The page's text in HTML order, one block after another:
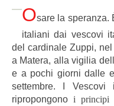
Osare la speranza.
italiani dai vescovi
del cardinale Zuppi,
a Matera, alla vigilia
e a pochi giorni dalle
settembre. I
ripropongono i principi